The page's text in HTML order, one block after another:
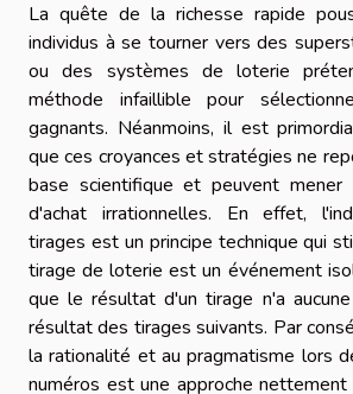
La quête de la richesse rapide
individus à se tourner vers des
ou des systèmes de loterie
méthode infaillible pour
gagnants. Néanmoins, il est
que ces croyances et stratégies ne
base scientifique et peuvent mener
d'achat irrationnelles. En effet,
tirages est un principe technique qui
tirage de loterie est un événement
que le résultat d'un tirage n'a
résultat des tirages suivants. Par
la rationalité et au pragmatisme lors
numéros est une approche